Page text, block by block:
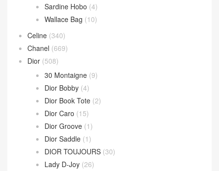
Sardine Hobo (4)
Wallace Bag (10)
Celine (340)
Chanel (669)
Dior (508)
30 Montaigne (9)
Dior Bobby (4)
Dior Book Tote (2)
Dior Caro (15)
Dior Groove (1)
Dior Saddle (1)
DIOR TOUJOURS (30)
Lady D-Joy (26)